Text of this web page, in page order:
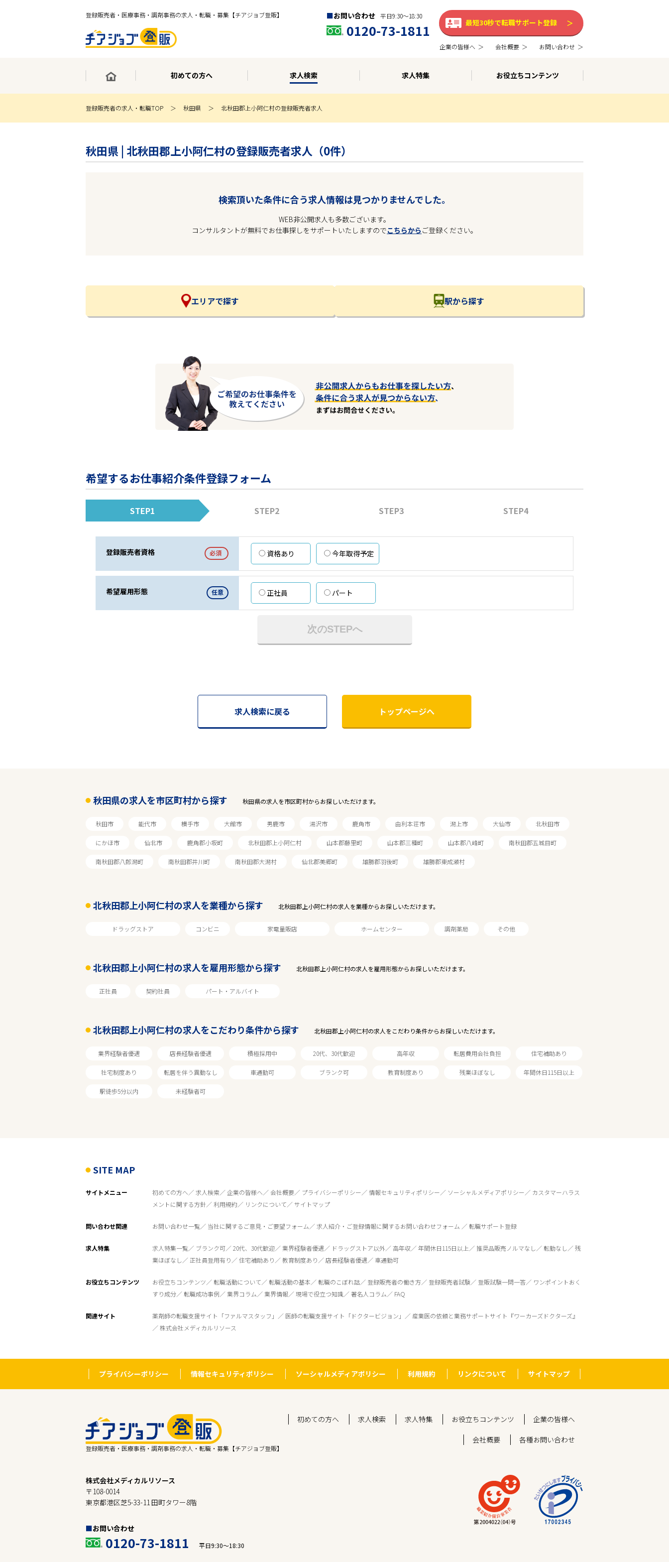
登録販売者・医療事務・調剤事務の求人・転職・募集【チアジョブ登販】 お問い合わせ 平日9:30〜18:30
0120-73-1811 最短30秒で転職サポート登録
企業の皆様へ 会社概要 お問い合わせ
初めての方へ 求人検索 求人特集 お役立ちコンテンツ
登録販売者の求人・転職TOP 秋田県 北秋田郡上小阿仁村の登録販売者求人
秋田県 | 北秋田郡上小阿仁村の登録販売者求人（0件）
検索頂いた条件に合う求人情報は見つかりませんでした。
WEB非公開求人も多数ございます。
コンサルタントが無料でお仕事探しをサポートいたしますのでこちらから ご登録ください。
エリアで探す 駅から探す
北秋田郡上小阿仁村
こだわり条件
フリーワード
0 件
希望するお仕事紹介条件登録フォーム
STEP1 STEP2 STEP3 STEP4
登録販売者資格 必須 資格あり 今年取得予定
希望雇用形態 任意 正社員 パート
次のSTEPへ
求人検索に戻る トップページへ
秋田県の求人を市区町村から探す 秋田県の求人を市区町村からお探しいただけます。
秋田市 能代市 横手市 大館市 男鹿市 湯沢市 鹿角市 由利本荘市 潟上市 大仙市 北秋田市
にかほ市 仙北市 鹿角郡小坂町 北秋田郡上小阿仁村 山本郡藤里町 山本郡三種町 山本郡八峰町 南秋田郡五城目町
南秋田郡八郎潟町 南秋田郡井川町 南秋田郡大潟村 仙北郡美郷町 雄勝郡羽後町 雄勝郡東成瀬村
北秋田郡上小阿仁村の求人を業種から探す 北秋田郡上小阿仁村の求人を業種からお探しいただけます。
ドラッグストア コンビニ 家電量販店 ホームセンター 調剤薬局 その他
北秋田郡上小阿仁村の求人を雇用形態から探す 北秋田郡上小阿仁村の求人を雇用形態からお探しいただけます。
正社員 契約社員 パート・アルバイト
北秋田郡上小阿仁村の求人をこだわり条件から探す 北秋田郡上小阿仁村の求人をこだわり条件からお探しいただけます。
業界経験者優遇 店長経験者優遇 積極採用中 20代、30代歓迎 高年収 転居費用会社負担 住宅補助あり
社宅制度あり 転居を伴う異動なし 車通勤可 ブランク可 教育制度あり 残業ほぼなし 年間休日115日以上
駅徒歩5分以内 未経験者可
SITE MAP
サイトメニュー 初めての方へ 求人検索 企業の皆様へ 会社概要 プライバシーポリシー 情報セキュリティポリシー ソーシャルメディアポリシー
カスタマーハラス
メントに関する方針
利用規約 リンクについて サイトマップ
問い合わせ関連 お問い合わせ一覧 当社に関するご意見・ご要望フォーム 求人紹介・ご登録情報に関するお問い合わせフォーム 転職サポート登録
求人特集 求人特集一覧 ブランク可 20代、30代歓迎 業界経験者優遇 ドラッグストア以外 高年収 年間休日115日以上 推奨品販売ノルマなし 転勤なし
残
業ほぼなし
正社員登用有り 住宅補助あり 教育制度あり 店長経験者優遇 車通勤可
お役立ちコンテンツ お役立ちコンテンツ 転職活動について 転職活動の基本 転職のこぼれ話 登録販売者の働き方 登録販売者試験 登販試験一問一答
ワンポイントおく
すり成分
転職成功事例 業界コラム 業界情報 現場で役立つ知識 著名人コラム FAQ
関連サイト 薬剤師の転職支援サイト「ファルマスタッフ」 医師の転職支援サイト「ドクタービジョン」
産業医の依頼と業務サポートサイト『ワーカーズドクターズ』
株式会社メディカルリソース
プライバシーポリシー 情報セキュリティポリシー ソーシャルメディアポリシー 利用規約 リンクについて サイトマップ
登録販売者・医療事務・調剤事務の求人・転職・募集【チアジョブ登販】
初めての方へ 求人検索 求人特集 お役立ちコンテンツ 企業の皆様へ
会社概要 各種お問い合わせ
株式会社メディカルリソース
〒108-0014
東京都港区芝5-33-11 田町タワー8階
お問い合わせ
0120-73-1811 平日9:30〜18:30